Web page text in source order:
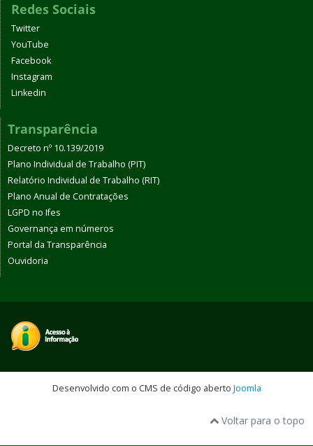
Redes Sociais
Twitter
YouTube
Facebook
Instagram
Linkedin
Transparência
Decreto nº 10.139/2019
Plano Individual de Trabalho (PIT)
Relatório Individual de Trabalho (RIT)
Plano Anual de Contratações
LGPD no Ifes
Governança em números
Portal da Transparência
Ouvidoria
Desenvolvido com o CMS de código aberto Joomla
Voltar para o topo